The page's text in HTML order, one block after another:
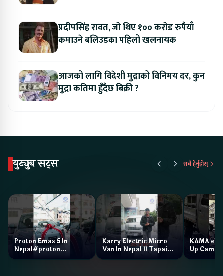
प्रदीपसिंह रावत, जो थिए १०० करोड रुपैयाँ
कमाउने बलिउडका पहिलो खलनायक
आजको लागि विदेशी मुद्राको विनिमय दर, कुन
मुद्रा कतिमा हुँदैछ बिक्री ?
युट्युब सट्स सबै हेर्नुहोस्
Proton Emas 5 In
Nepal#proton
#protonemas5#protonnepal#evcarnepal
Karry Electric Micro
Van In Nepal II Tapaiko
Bazar II Jankari
KAMA eV
Up Camp